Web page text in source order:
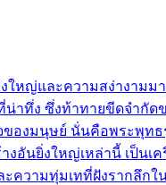
ใหญ่และความสง่างามม
น่าทึ่ง ซึ่งท้าทายขีดจำกัด
ของมนุษย์ นั่นคือพระพุท
งอันยิ่งใหญ่เหล่านี้ เป็นเ
ะความทุ่มเทที่ฝังรากลึกใ